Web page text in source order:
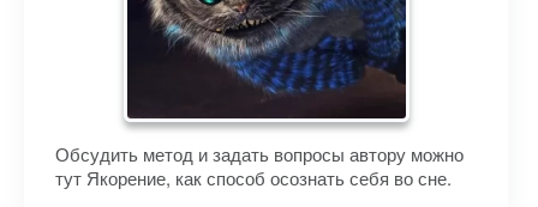
Обсудить метод и задать вопросы автору можно
тут Якорение, как способ осознать себя во сне.